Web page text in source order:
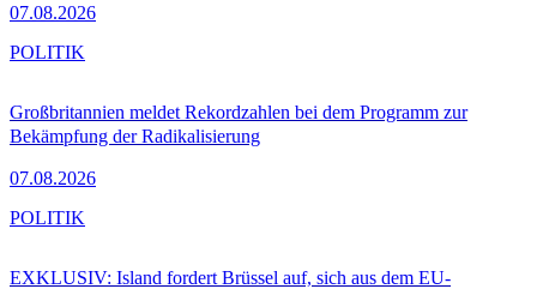
07.08.2026
Großbritannien meldet Rekordzahlen bei dem Programm zur
Bekämpfung der Radikalisierung
07.08.2026
POLITIK
EXKLUSIV: Island fordert Brüssel auf, sich aus dem EU-
POLITIK